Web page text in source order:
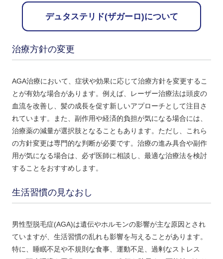
デュタステリド(ザガーロ)について
治療方針の変更
AGA治療において、症状や効果に応じて治療方針を変更するこ
とが有効な場合があります。例えば、レーザー治療法は頭皮の
血流を改善し、髪の成長を促す新しいアプローチとして注目さ
れています。また、副作用や経済的負担が気になる場合には、
治療薬の減量が選択肢となることもあります。ただし、これら
の方針変更は専門的な判断が必要です。治療の進み具合や副作
用が気になる場合は、必ず医師に相談し、最適な治療法を検討
することをおすすめします。
生活習慣の見なおし
男性型脱毛症(AGA)は遺伝やホルモンの影響が主な原因とされ
ていますが、生活習慣の乱れも影響を与えることがあります。
特に、睡眠不足や不規則な食事、運動不足、過剰なストレス